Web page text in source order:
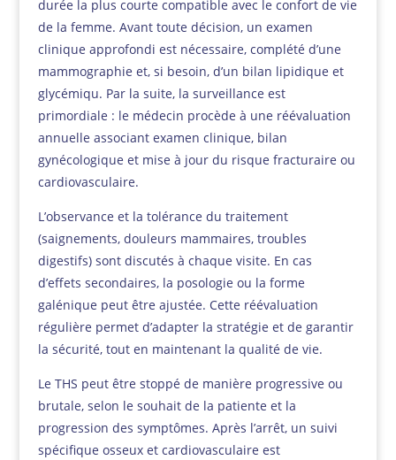
durée la plus courte compatible avec le confort de vie
de la femme. Avant toute décision, un examen
clinique approfondi est nécessaire, complété d’une
mammographie et, si besoin, d’un bilan lipidique et
glycémiqu. Par la suite, la surveillance est
primordiale : le médecin procède à une réévaluation
annuelle associant examen clinique, bilan
gynécologique et mise à jour du risque fracturaire ou
cardiovasculaire.
L’observance et la tolérance du traitement
(saignements, douleurs mammaires, troubles
digestifs) sont discutés à chaque visite. En cas
d’effets secondaires, la posologie ou la forme
galénique peut être ajustée. Cette réévaluation
régulière permet d’adapter la stratégie et de garantir
la sécurité, tout en maintenant la qualité de vie.
Le THS peut être stoppé de manière progressive ou
brutale, selon le souhait de la patiente et la
progression des symptômes. Après l’arrêt, un suivi
spécifique osseux et cardiovasculaire est